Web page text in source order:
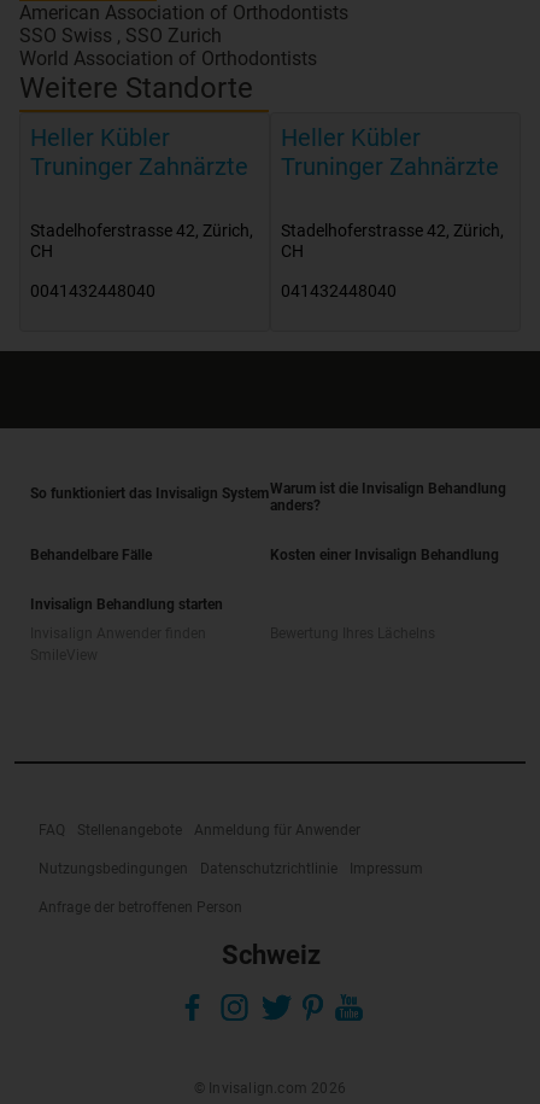
American Association of Orthodontists
SSO Swiss , SSO Zurich
World Association of Orthodontists
Weitere Standorte
Heller Kübler
Truninger Zahnärzte
Stadelhoferstrasse 42, Zürich,
CH
0041432448040
Heller Kübler
Truninger Zahnärzte
Stadelhoferstrasse 42, Zürich,
CH
041432448040
So funktioniert das Invisalign SystemWarum ist die Invisalign Behandlung
anders?
Behandelbare Fälle Kosten einer Invisalign Behandlung
Invisalign Behandlung starten
FAQ Stellenangebote Anmeldung für Anwender
Nutzungsbedingungen Datenschutzrichtlinie Impressum
Anfrage der betroffenen Person
Schweiz
© Invisalign.com 2026